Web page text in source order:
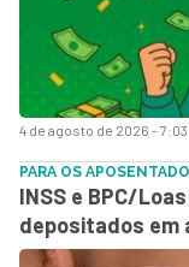
4 de agosto de 2026 - 7:03
PARA OS
INSS e BPC/
depositados em